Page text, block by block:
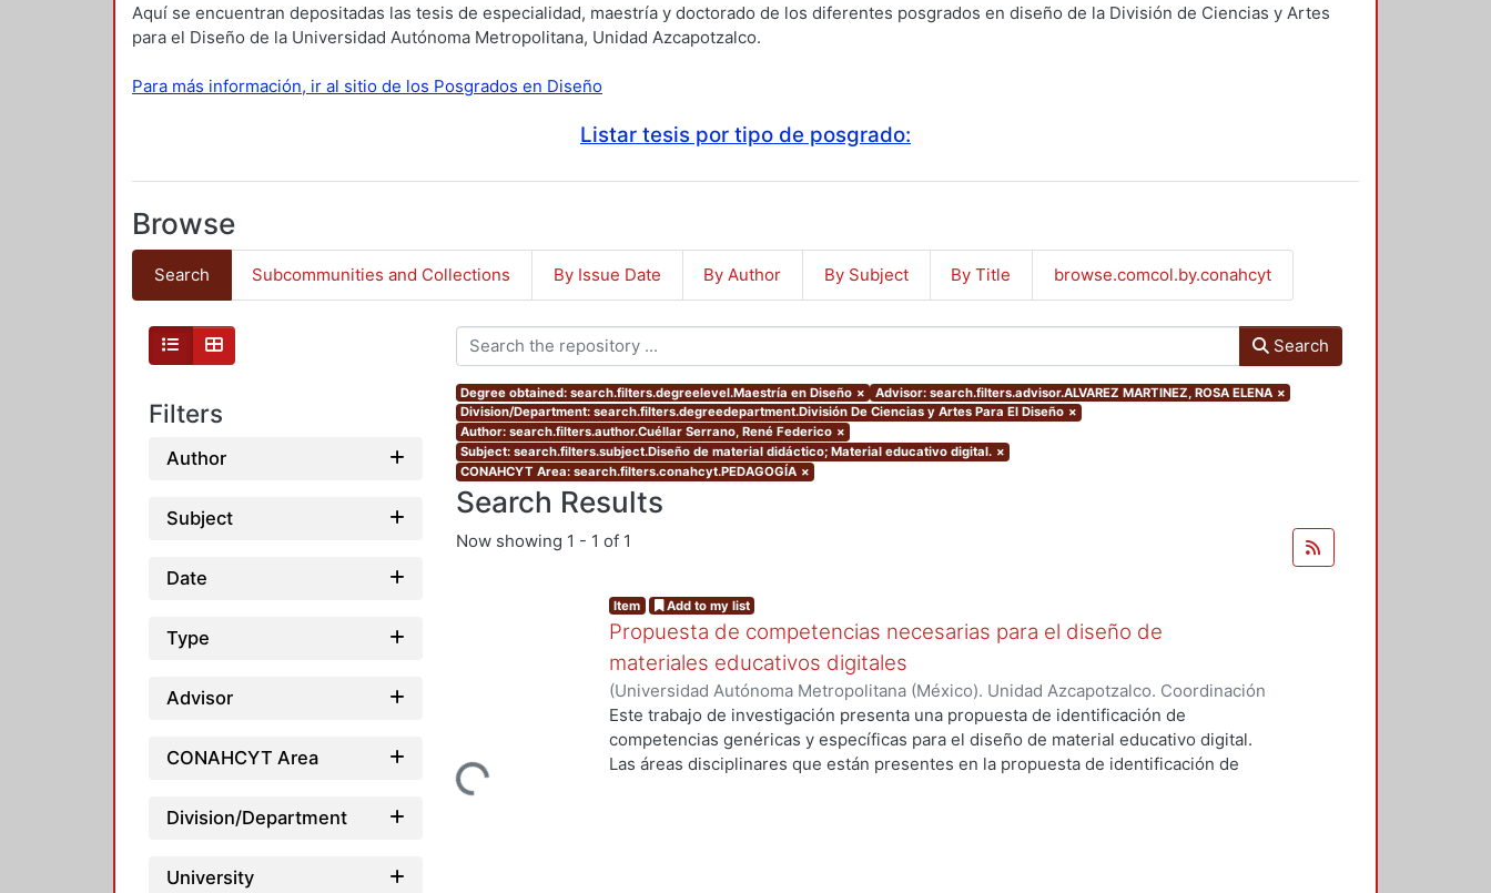
Aquí se encuentran depositadas las tesis de especialidad, maestría y doctorado de los diferentes posgrados en diseño de la División de Ciencias y Artes
para el Diseño de la Universidad Autónoma Metropolitana, Unidad Azcapotzalco.
Para más información, ir al sitio de los Posgrados en Diseño
Listar tesis por tipo de posgrado:
Browse
Search Subcommunities and Collections By Issue Date By Author By Subject By Title browse.comcol.by.conahcyt
Filters
Author
Subject
Date
Type
Advisor
CONAHCYT Area
Division/Department
University
Search
Degree obtained: search.filters.degreelevel.Maestría en Diseño × Advisor: search.filters.advisor.ALVAREZ MARTINEZ, ROSA ELENA ×
Division/Department: search.filters.degreedepartment.División De Ciencias y Artes Para El Diseño ×
Author: search.filters.author.Cuéllar Serrano, René Federico ×
Subject: search.filters.subject.Diseño de material didáctico; Material educativo digital. ×
CONAHCYT Area: search.filters.conahcyt.PEDAGOGÍA ×
Search Results
Now showing 1 - 1 of 1
Loading...
Item Add to my list
Propuesta de competencias necesarias para el diseño de
materiales educativos digitales
(Universidad Autónoma Metropolitana (México). Unidad Azcapotzalco. Coordinación
de Servicios de Información.,2011-07) Cuéllar Serrano, René Federico
Este trabajo de investigación presenta una propuesta de identificación de
competencias genéricas y específicas para el diseño de material educativo digital.
Las áreas disciplinares que están presentes en la propuesta de identificación de